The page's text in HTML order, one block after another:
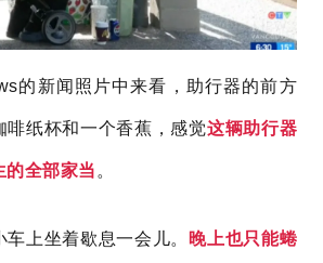
的新闻照片中来看 ， 助行器的前方
啡纸杯和一个香蕉，感觉这辆助行器
的全部家当 。
上坐着歇息一会儿。 晚上也只能蜷